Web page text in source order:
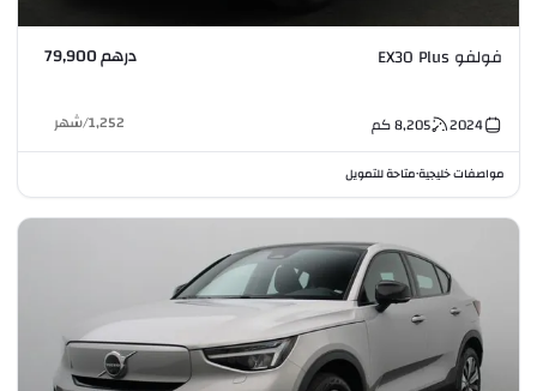
فولفو EX30 Plus درهم 79,900
2024
8,205كم 1,252
/شهر
مواصفات خليجية•متاحة للتمويل